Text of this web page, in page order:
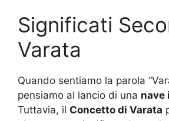
Significati
Varata
Quando sentiamo la parola
pensiamo al lancio di una nave
Tuttavia, il Concetto di Varata